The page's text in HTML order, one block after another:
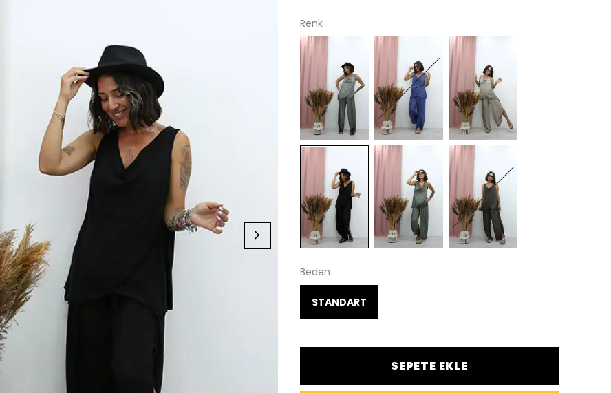
Renk
Beden
STANDART
SEPETE EKLE